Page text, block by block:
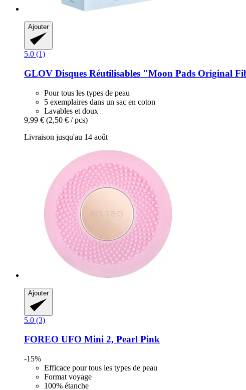
Ajouter
5.0 (1)
GLOV Disques Réutilisables "Moon Pads Original
Pour tous les types de peau
5 exemplaires dans un sac en coton
Lavables et doux
9,99 € (2,50 € / pcs)
Livraison jusqu'au 14 août
Ajouter
5.0 (3)
FOREO UFO Mini 2, Pearl Pink
-15%
Efficace pour tous les types de peau
Format voyage
100% étanche